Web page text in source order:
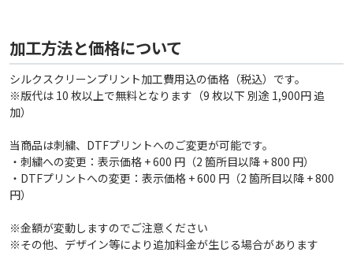
加工方法と価格について
シルクスクリーンプリント加工費用込の価格（税込）です。
※版代は 10 枚以上で無料となります（9 枚以下 別途 1,900円 追
加）
当商品は刺繍、DTFプリントへのご変更が可能です。
・刺繍への変更：表示価格 + 600 円（2 箇所目以降 + 800 円）
・DTFプリントへの変更：表示価格 + 600 円（2 箇所目以降 + 800
円）
※金額が変動しますのでご注意ください
※その他、デザイン等により追加料金が生じる場合があります